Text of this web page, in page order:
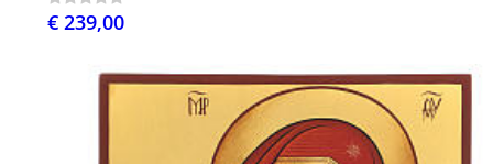
€ 239,00